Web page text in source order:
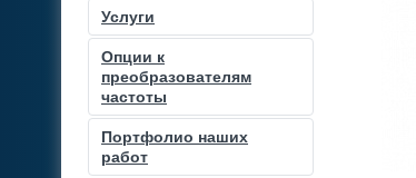
Услуги
Опции к
преобразователям
частоты
Портфолио наших
работ